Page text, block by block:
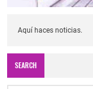
Aquí haces noticias.
SEARCH